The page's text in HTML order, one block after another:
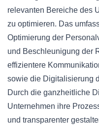
relevanten Bereiche des
zu optimieren. Das
Optimierung der
und Beschleunigung der
effizientere
sowie die Digitalisierung
Durch die ganzheitliche
Unternehmen ihre
und transparenter